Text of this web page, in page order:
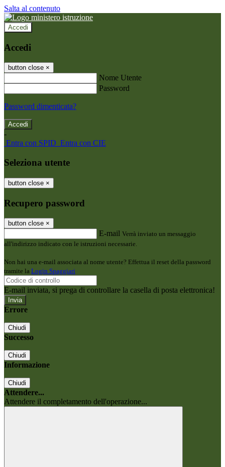
Salta al contenuto
Accedi
Accedi
button close ×
Nome Utente
Password
Password dimenticata?
-
Entra con SPID Entra con CIE
Seleziona utente
button close ×
Recupero password
button close ×
E-mail Verrà inviato un messaggio
all'indirizzo indicato con le istruzioni necessarie.
Non hai una e-mail associata al nome utente? Effettua il reset della password
tramite la Login Spaggiari
E-mail inviata, si prega di controllare la casella di posta elettronica!
Errore
Chiudi
Successo
Chiudi
Informazione
Chiudi
Attendere...
Attendere il completamento dell'operazione...